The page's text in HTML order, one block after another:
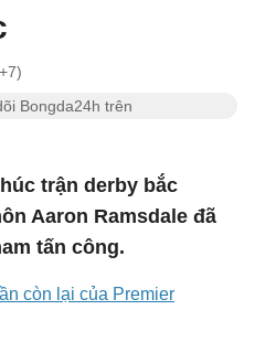
Bongda24h trên
trận derby bắc
Aaron Ramsdale đã
tấn công.
còn lại của Premier